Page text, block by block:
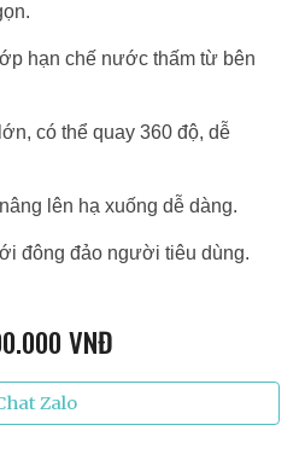
hạn chế nước thấm từ bên
có thể quay 360 độ, dễ
lên hạ xuống dễ dàng.
đông đảo người tiêu dùng.
VNĐ
Zalo